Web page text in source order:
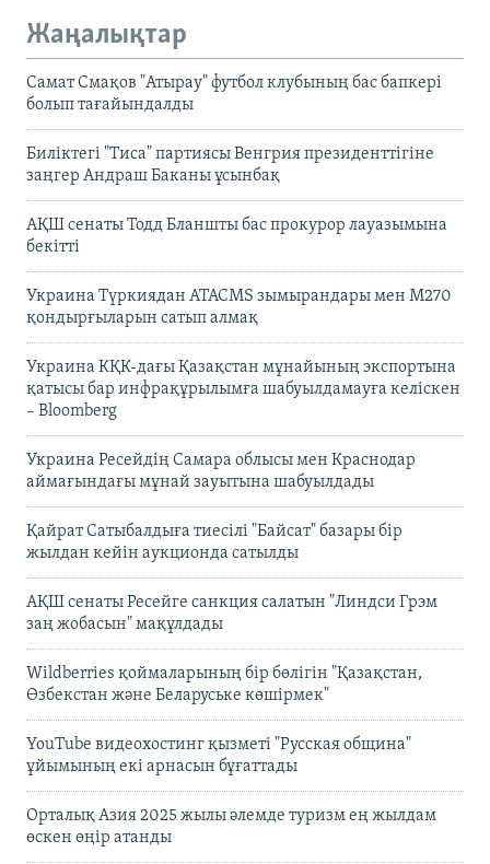
Жаңалықтар
Самат Смақов "Атырау" футбол клубының бас бапкері
болып тағайындалды
Биліктегі "Тиса" партиясы Венгрия президенттігіне
заңгер Андраш Баканы ұсынбақ
АҚШ сенаты Тодд Бланшты бас прокурор лауазымына
бекітті
Украина Түркиядан ATACMS зымырандары мен M270
қондырғыларын сатып алмақ
Украина КҚК-дағы Қазақстан мұнайының экспортына
қатысы бар инфрақұрылымға шабуылдамауға келіскен
– Bloomberg
Украина Ресейдің Самара облысы мен Краснодар
аймағындағы мұнай зауытына шабуылдады
Қайрат Сатыбалдыға тиесілі "Байсат" базары бір
жылдан кейін аукционда сатылды
АҚШ сенаты Ресейге санкция салатын "Линдси Грэм
заң жобасын" мақұлдады
Wildberries қоймаларының бір бөлігін "Қазақстан,
Өзбекстан және Беларуське көшірмек"
YouTube видеохостинг қызметі "Русская община"
ұйымының екі арнасын бұғаттады
Орталық Азия 2025 жылы әлемде туризм ең жылдам
өскен өңір атанды